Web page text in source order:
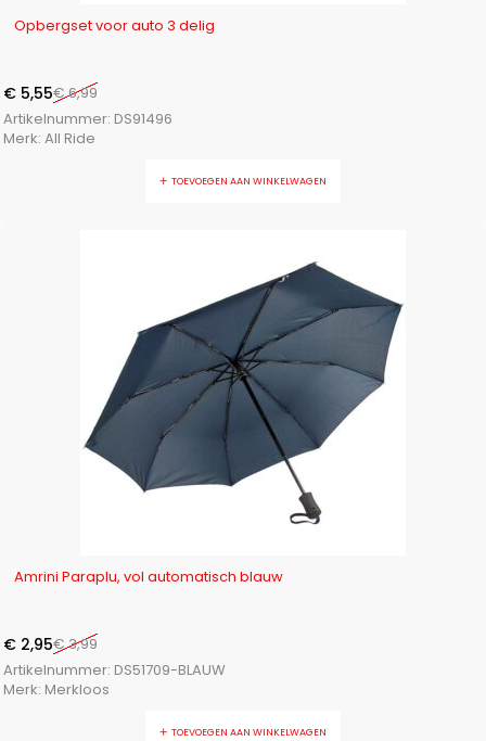
-21%
Opbergset voor auto 3 delig
€6,99
€ 5,55
Artikelnummer: DS91496
Merk: All Ride
TOEVOEGEN AAN WINKELWAGEN
Amrini Paraplu, vol automatisch blauw
€3,99
€ 2,95
Artikelnummer: DS51709-BLAUW
Merk: Merkloos
TOEVOEGEN AAN WINKELWAGEN